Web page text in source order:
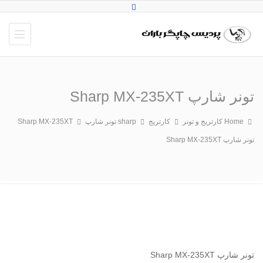
تونر شارپ Sharp MX-235XT
Home کارتریج و تونر کارتریج sharp تونر شارپ Sharp MX-235XT
تونر شارپ Sharp MX-235XT
تونر شارپ Sharp MX-235XT